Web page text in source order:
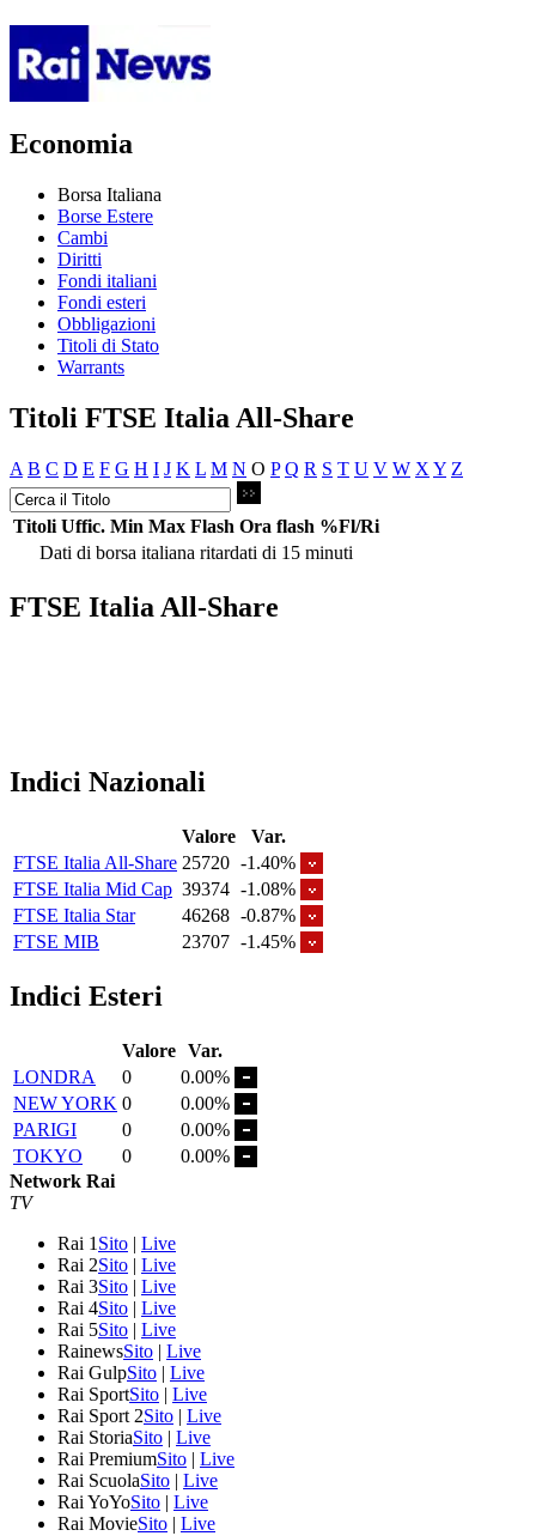
Economia
Borsa Italiana
Borse Estere
Cambi
Diritti
Fondi italiani
Fondi esteri
Obbligazioni
Titoli di Stato
Warrants
Titoli FTSE Italia All-Share
A B C D E F G H I J K L M N O P Q R S T U V W X Y Z
Titoli Uffic. Min Max Flash Ora flash %Fl/Ri
Dati di borsa italiana ritardati di 15 minuti
FTSE Italia All-Share
Indici Nazionali
Valore
Var.
FTSE Italia All-Share 25720 -1.40%
FTSE Italia Mid Cap 39374 -1.08%
FTSE Italia Star
46268 -0.87%
FTSE MIB
23707 -1.45%
Indici Esteri
Valore Var.
LONDRA
0
0.00%
NEW YORK 0
0.00%
PARIGI
0
0.00%
TOKYO
0
0.00%
Network Rai
TV
Rai 1 Sito | Live
Rai 2Sito | Live
Rai 3Sito | Live
Rai 4Sito | Live
Rai 5Sito | Live
RainewsSito | Live
Rai GulpSito | Live
Rai SportSito | Live
Rai Sport 2Sito | Live
Rai StoriaSito | Live
Rai PremiumSito | Live
Rai ScuolaSito | Live
Rai YoYoSito | Live
Rai MovieSito | Live